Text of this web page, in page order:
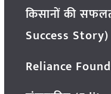
किसानों की
Success Story)
Reliance